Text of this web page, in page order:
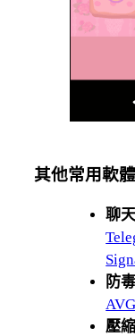
其他常用軟
聊
防
AVG
壓